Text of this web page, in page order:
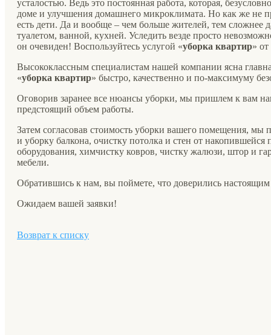
усталостью. Ведь это постоянная работа, которая,
доме и улучшения домашнего микроклимата. Но как же не
есть дети. Да и вообще – чем больше жителей, тем сложнее
туалетом, ванной, кухней. Уследить везде просто
он очевиден! Воспользуйтесь услугой «уборка квартир»
Высококлассным специалистам нашей компании ясна
«уборка квартир» быстро, качественно и по-максимуму
Оговорив заранее все нюансы уборки, мы пришлем к вам
предстоящий объем работы.
Затем согласовав стоимость уборки вашего помещения, мы
и уборку балкона, очистку потолка и стен от
оборудования, химчистку ковров, чистку жалюзи, штор и
мебели.
Обратившись к нам, вы поймете, что доверились
Ожидаем вашей заявки!
Возврат к списку